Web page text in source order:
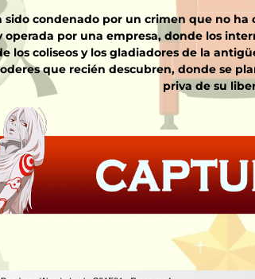
sido condenado por un crimen que no
por una empresa, donde los
los coliseos y los gladiadores de la
que recién descubren, donde se
priva de su